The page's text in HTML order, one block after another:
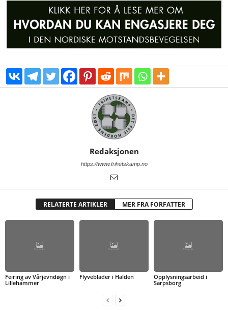
Redaksjonen
https://www.frihetskamp.no
RELATERTE ARTIKLER MER FRA FORFATTER
Feiring av Vårjevndøgn i
Lillehammer
Flyveblader i Halden
Opplysningsarbeid i
Sarpsborg